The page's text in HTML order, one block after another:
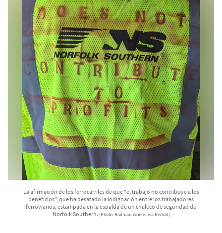
La afirmación de los ferrocarriles de que "el trabajo no contribuye a los
beneficios", que ha desatado la indignación entre los trabajadores
ferroviarios, estampada en la espalda de un chaleco de seguridad de
Norfolk Southern. [Photo: Railroad worker via Reddit]